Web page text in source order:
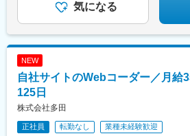
気になる
NEW
自社サイトのWebコーダー／月給
125日
株式会社多田
正社員 転勤なし 業種未経験歓迎